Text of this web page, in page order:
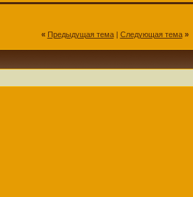
« Предыдущая тема| Следующая тема »